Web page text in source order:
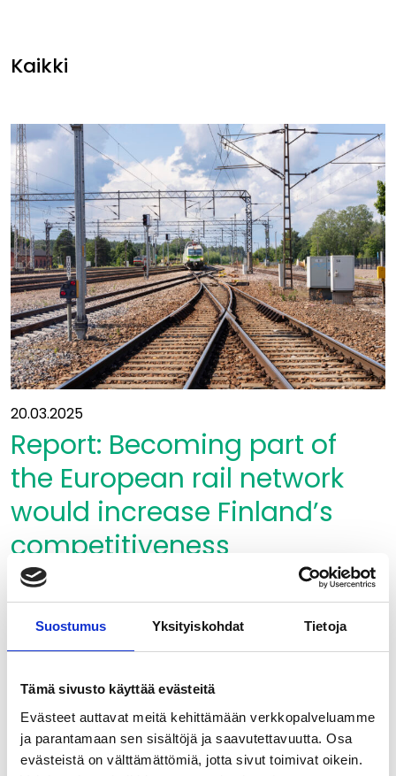
Suostumus Yksityiskohdat Tietoja
Tämä sivusto käyttää evästeitä
Evästeet auttavat meitä kehittämään verkkopalveluamme
ja parantamaan sen sisältöjä ja saavutettavuutta. Osa
evästeistä on välttämättömiä, jotta sivut toimivat oikein.
Kaikki
20.03.2025
Report: Becoming part of
the European rail network
would increase Finland’s
competitiveness
Read more
Report:
Becoming
of
the
European
rail